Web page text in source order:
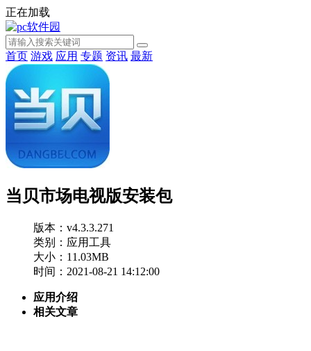
正在加载
首页 游戏 应用 专题 资讯 最新
当贝市场电视版安装包
版本：v4.3.3.271
类别：应用工具
大小：11.03MB
时间：2021-08-21 14:12:00
应用介绍
相关文章